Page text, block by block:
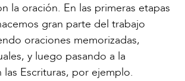
la oración. En las primeras etapas
gran parte del trabajo
oraciones memorizadas,
y luego pasando a la
Escrituras, por ejemplo.